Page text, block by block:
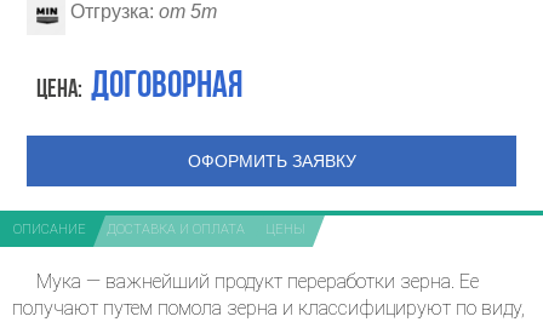
Отгрузка:от 5т
Цена: Договорная
ОФОРМИТЬ ЗАЯВКУ
ОПИСАНИЕ ДОСТАВКА И ОПЛАТА ЦЕНЫ
Мука — важнейший продукт переработки зерна. Ее
получают путем помола зерна и классифицируют по виду,